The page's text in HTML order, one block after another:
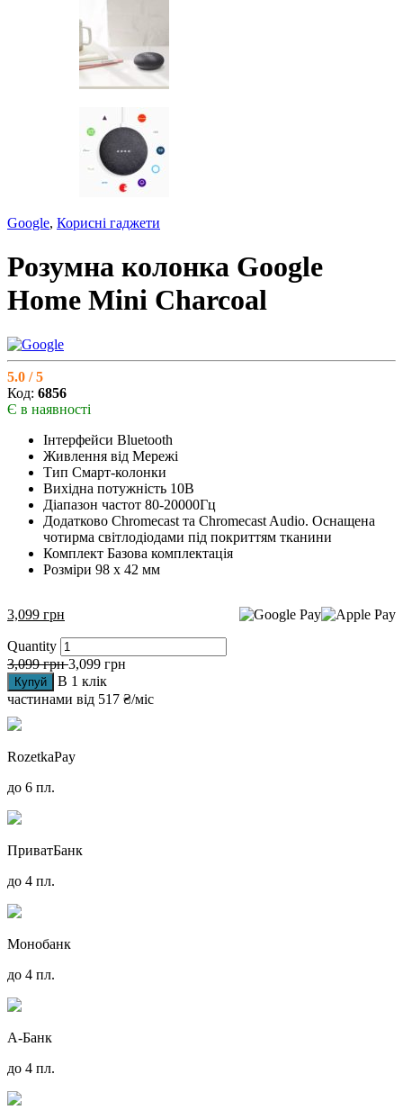
Google, Корисні гаджети
Розумна колонка Google
Home Mini Charcoal
5.0 / 5
Код: 6856
Є в наявності
Інтерфейси Bluetooth
Живлення від Мережі
Тип Смарт-колонки
Вихідна потужність 10В
Діапазон частот 80-20000Гц
Додатково Chromecast та Chromecast Audio. Оснащена
чотирма світлодіодами під покриттям тканини
Комплект Базова комплектація
Розміри 98 х 42 мм
3,099 грн
Quantity
3,099грн 3,099 грн
Купуй
В 1 клік
частинами від 517 ₴/міс
RozetkaPay
до 6 пл.
ПриватБанк
до 4 пл.
Монобанк
до 4 пл.
А-Банк
до 4 пл.